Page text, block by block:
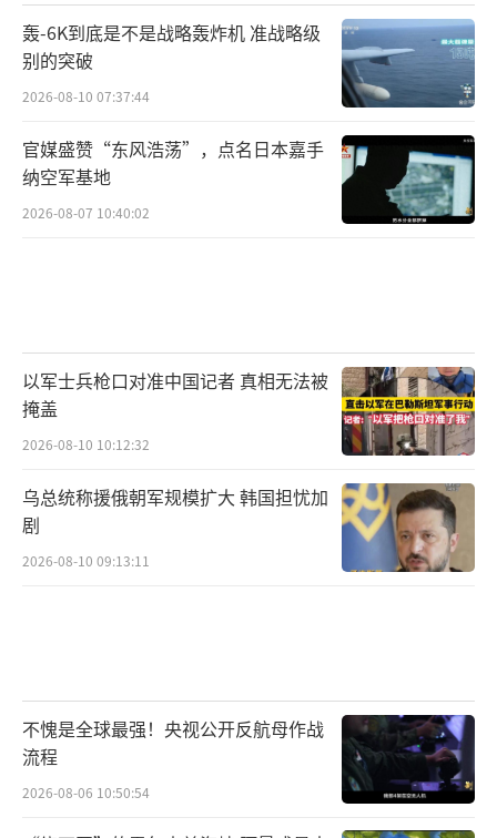
轰-6K到底是不是战略轰炸机 准战略级
别的突破
2026-08-10 07:37:44
官媒盛赞“东风浩荡”，点名日本嘉手
纳空军基地
2026-08-07 10:40:02
以军士兵枪口对准中国记者 真相无法被
掩盖
2026-08-10 10:12:32
乌总统称援俄朝军规模扩大 韩国担忧加
剧
2026-08-10 09:13:11
不愧是全球最强！央视公开反航母作战
流程
2026-08-06 10:50:54